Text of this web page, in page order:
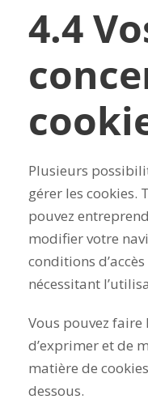
4.4
Plusieurs
gérer les cookies.
pouvez
modifier votre
conditions
nécessitant
Vous pouvez
d’exprimer et de
matière de
dessous.